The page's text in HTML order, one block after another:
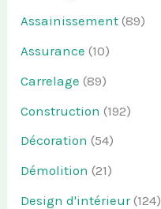
Assainissement (89)
Assurance (10)
Carrelage (89)
Construction (192)
Décoration (54)
Démolition (21)
Design d'intérieur(124)